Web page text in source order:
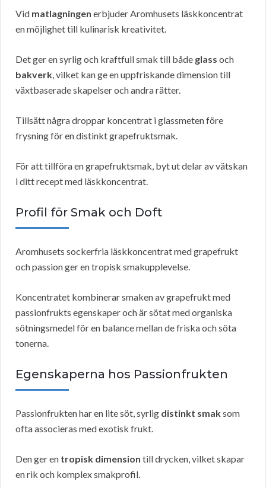
Vid matlagningen erbjuder Aromhusets läskkoncentrat
en möjlighet till kulinarisk kreativitet.
Det ger en syrlig och kraftfull smak till både glass och
bakverk, vilket kan ge en uppfriskande dimension till
växtbaserade skapelser och andra rätter.
Tillsätt några droppar koncentrat i glassmeten före
frysning för en distinkt grapefruktsmak.
För att tillföra en grapefruktsmak, byt ut delar av vätskan
i ditt recept med läskkoncentrat.
Profil för Smak och Doft
Aromhusets sockerfria läskkoncentrat med grapefrukt
och passion ger en tropisk smakupplevelse.
Koncentratet kombinerar smaken av grapefrukt med
passionfrukts egenskaper och är sötat med organiska
sötningsmedel för en balance mellan de friska och söta
tonerna.
Egenskaperna hos Passionfrukten
Passionfrukten har en lite söt, syrlig distinkt smaksom
ofta associeras med exotisk frukt.
Den ger en tropisk dimension till drycken, vilket skapar
en rik och komplex smakprofil.